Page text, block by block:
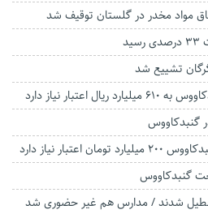
تشییع شد
گنبدکاووس
نیاز دارد